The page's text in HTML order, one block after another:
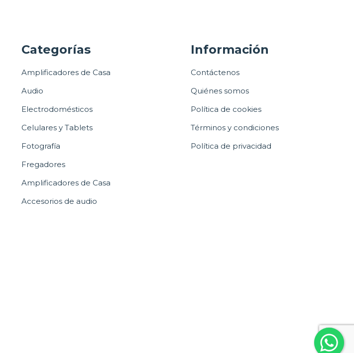
Categorías
Amplificadores de Casa
Audio
Electrodomésticos
Celulares y Tablets
Fotografía
Fregadores
Amplificadores de Casa
Accesorios de audio
Información
Contáctenos
Quiénes somos
Política de cookies
Términos y condiciones
Política de privacidad